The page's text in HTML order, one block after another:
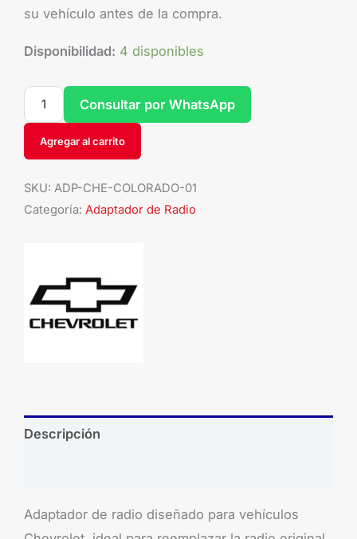
su vehículo antes de la compra.
Disponibilidad: 4 disponibles
Agregar al carrito
Consultar por WhatsApp
SKU: ADP-CHE-COLORADO-01
Categoría: Adaptador de Radio
Descripción
Adaptador de radio diseñado para vehículos